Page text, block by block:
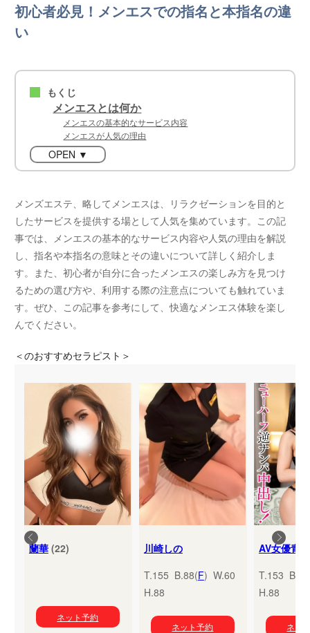
初心者必見！メンエスでの指名と本指名の違
い
■ もくじ
メンエスとは何か
メンエスの基本的なサービス内容
メンエスが人気の理由
OPEN ▼
メンズエステ、略してメンエスは、リラクゼーションを目的と
したサービスを提供する場として人気を集めています。この記
事では、メンエスの基本的なサービス内容や人気の理由を解説
し、指名や本指名の意味とその違いについて詳しく紹介しま
す。また、初心者が自分に合ったメンエスの楽しみ方を見つけ
るための選び方や、利用する際の注意点についても触れていま
す。ぜひ、この記事を参考にして、快適なメンエス体験を楽し
んでください。
＜のおすすめセラピスト＞
蘭華(22)
ネット予約
川崎しの
T.155 B.88(F) W.60
H.88
ネット予約
T.153
H.88
ネッ